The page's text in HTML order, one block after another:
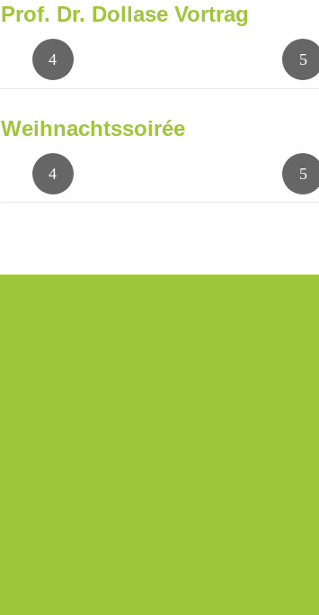
Prof. Dr. Dollase Vortrag
Weihnachtssoirée